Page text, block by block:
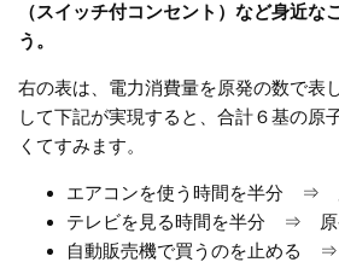
（スイッチ付コンセント）など身近な
う。
右の表は、電力消費量を原発の数で表
して下記が実現すると、合計６基の原
くてすみます。
エアコンを使う時間を半分 ⇒
テレビを見る時間を半分 ⇒ 原
自動販売機で買うのを止める